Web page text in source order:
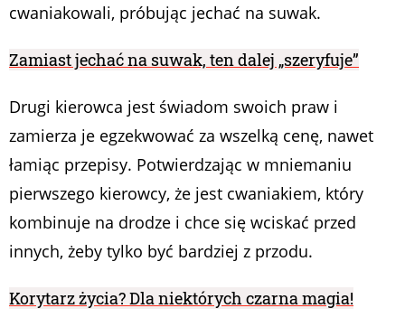
cwaniakowali, próbując jechać na suwak.
Zamiast jechać na suwak, ten dalej „szeryfuje”
Drugi kierowca jest świadom swoich praw i
zamierza je egzekwować za wszelką cenę, nawet
łamiąc przepisy. Potwierdzając w mniemaniu
pierwszego kierowcy, że jest cwaniakiem, który
kombinuje na drodze i chce się wciskać przed
innych, żeby tylko być bardziej z przodu.
Korytarz życia? Dla niektórych czarna magia!